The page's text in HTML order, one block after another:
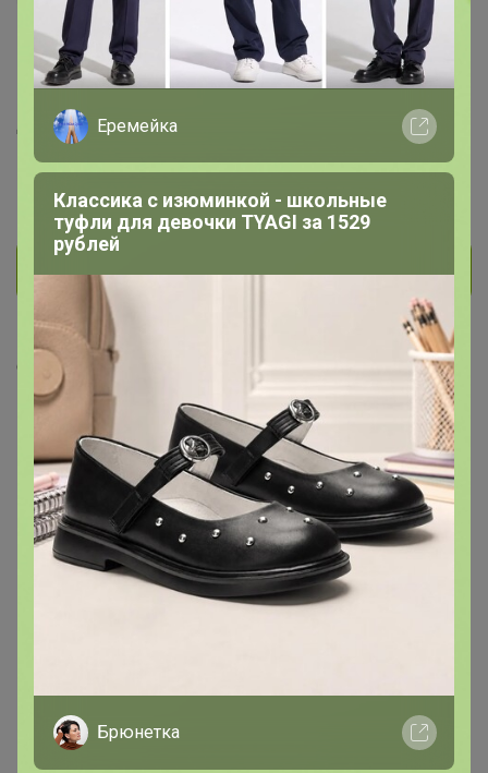
1.2K 179 329 5
На сайте час назад
День рождения 07 июля
Красноярск
В клубе с 11 января 2018 г.
Скопировать ссылку
Медали 5
Номинировать на медаль
2 1
Друзья в клубе 1
Еремейка
Классика с изюминкой - школьные
туфли для девочки TYAGI за 1529
рублей
Брюнетка